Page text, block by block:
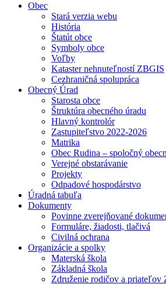
Obec
Stará verzia webu
História
Štatút obce
Symboly obce
Voľby
Kataster nehnuteľností ZBGIS
Cezhraničná spolupráca
Obecný Úrad
Starosta obce
Štruktúra obecného úradu
Hlavný kontrolór
Zastupiteľstvo 2022-2026
Matrika
Obec Rudina – spoločný
Verejné obstarávanie
Projekty
Odpadové hospodárstvo
Úradná tabuľa
Dokumenty
Povinne zverejňované
Formuláre, žiadosti, tlačivá
Civilná ochrana
Organizácie a spolky
Materská škola
Základná škola
Združenie rodičov a priateľov